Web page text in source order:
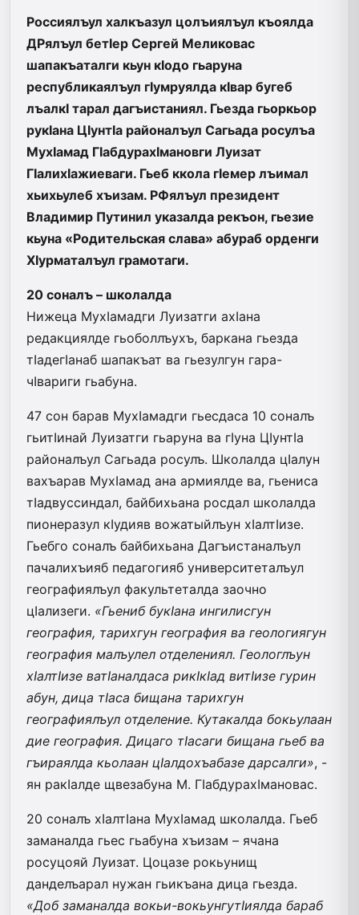
Россиялъул халкъазул цолъиялъул къоялда
ДРялъул бетIер Сергей Меликовас
шапакъаталги кьун кIодо гьаруна
республикаялъул гIумруялда кIвар бугеб
лъалкI тарал дагъистаниял. Гьезда гьоркьор
рукIана ЦIунтIа районалъул Сагьада росулъа
МухIамад ГIабдурахIмановги Луизат
ГIалихIажиеваги. Гьеб ккола гIемер лъимал
хьихьулеб хъизам. РФялъул президент
Владимир Путинил указалда рекъон, гьезие
кьуна «Родительская слава» абураб орденги
ХIурматалъул грамотаги.
20 соналъ – школалда
Нижеца МухIамадги Луизатги ахIана
редакциялде гьоболлъухъ, баркана гьезда
тIадегIанаб шапакъат ва гьезулгун гара-
чIвариги гьабуна.
47 сон барав МухIамадги гьесдаса 10 соналъ
гьитIинай Луизатги гьаруна ва гIуна ЦIунтIа
районалъул Сагьада росулъ. Школалда цIалун
вахъарав МухIамад ана армиялде ва, гьениса
тIадвуссиндал, байбихьана росдал школалда
пионеразул кIудияв вожатыйлъун хIалтIизе.
Гьебго соналъ байбихьана Дагъистаналъул
пачалихъияб педагогияб университеталъул
географиялъул факультеталда заочно
цIализеги. «Гьениб букIана ингилисгун
география, тарихгун география ва геологиягун
география малъулел отделениял. Геологлъун
хIалтIизе ватIаналдаса рикIкIад витIизе гурин
абун, дица тIаса бищана тарихгун
географиялъул отделение. Кутакалда бокьулаан
дие география. Дицаго тIасаги бищана гьеб ва
гъираялда кьолаан цIалдохъабазе дарсалги», -
ян ракIалде щвезабуна М. ГIабдурахIмановас.
20 соналъ хIалтIана МухIамад школалда. Гьеб
заманалда гьес гьабуна хъизам – ячана
росуцояй Луизат. Цоцазе рокьунищ
данделъарал нужан гьикъана дица гьезда.
«Доб заманалда вокьи-вокьунгутIиялда бараб